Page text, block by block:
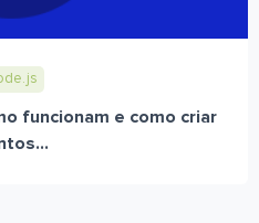
funcionam e como criar